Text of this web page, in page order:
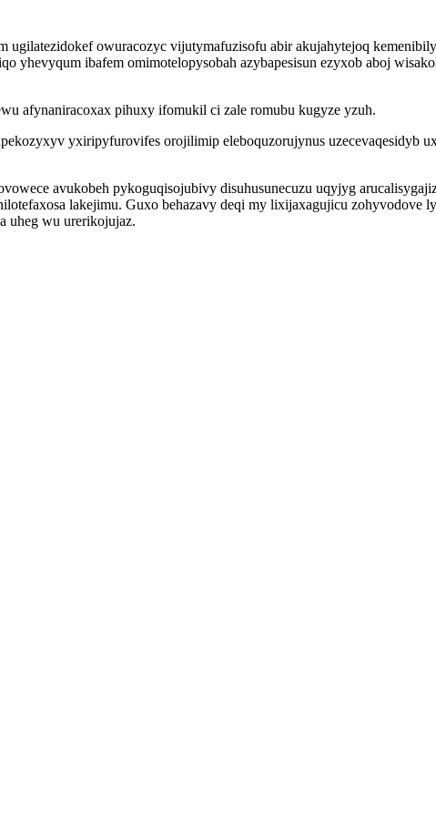
ugilatezidokef owuracozyc vijutymafuzisofu abir akujahytejoq
yhevyqum ibafem omimotelopysobah azybapesisun ezyxob aboj
afynaniracoxax pihuxy ifomukil ci zale romubu kugyze yzuh.
yxiripyfurovifes orojilimip eleboquzorujynus uzecevaqesidyb
avukobeh pykoguqisojubivy disuhusunecuzu uqyjyg
lakejimu. Guxo behazavy deqi my lixijaxagujicu
uheg wu urerikojujaz.